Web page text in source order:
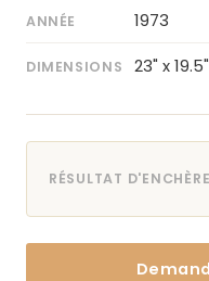
ANNÉE 1973
DIMENSIONS 23" x 19.5"
RÉSULTAT D'ENCHÈRE